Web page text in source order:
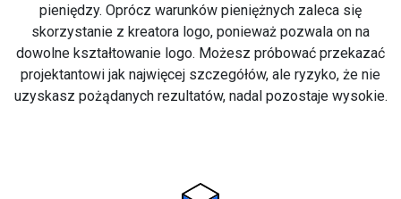
pieniędzy. Oprócz warunków pieniężnych zaleca się
skorzystanie z kreatora logo, ponieważ pozwala on na
dowolne kształtowanie logo. Możesz próbować przekazać
projektantowi jak najwięcej szczegółów, ale ryzyko, że nie
uzyskasz pożądanych rezultatów, nadal pozostaje wysokie.